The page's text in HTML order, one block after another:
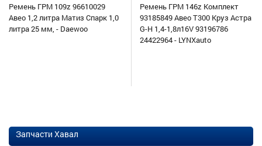
Ремень ГРМ 109z 96610029
Авео 1,2 литра Матиз Спарк 1,0
литра 25 мм, - Daewoo
Ремень ГРМ 146z Комплект
93185849 Авео Т300 Круз Астра
G-H 1,4-1,8л16V 93196786
24422964 - LYNXauto
Запчасти Хавал